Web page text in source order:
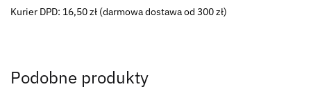
Kurier DPD: 16,50 zł (darmowa dostawa od 300 zł)
Podobne produkty